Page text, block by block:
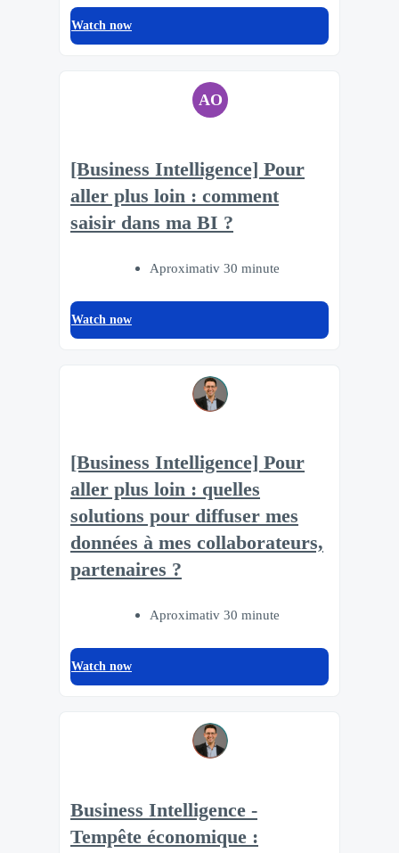
Watch now
AO
[Business Intelligence] Pour
aller plus loin : comment
saisir dans ma BI ?
Aproximativ 30 minute
Watch now
[Business Intelligence] Pour
aller plus loin : quelles
solutions pour diffuser mes
données à mes collaborateurs,
partenaires ?
Aproximativ 30 minute
Watch now
Business Intelligence -
Tempête économique :